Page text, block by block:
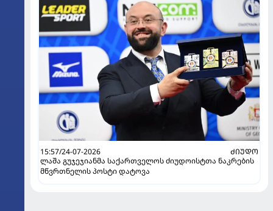
15:57/24-07-2026
ᲫᲘᲣᲓᲝ
ლაშა გუჯეჯიანმა საქართველოს ძიუდოისტთა ნაკრების
მწვრთნელის პოსტი დატოვა